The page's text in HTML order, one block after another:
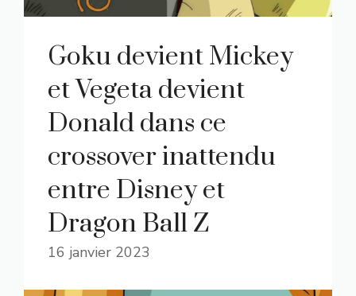
Goku devient Mickey
et Vegeta devient
Donald dans ce
crossover inattendu
entre Disney et
Dragon Ball Z
16 janvier 2023